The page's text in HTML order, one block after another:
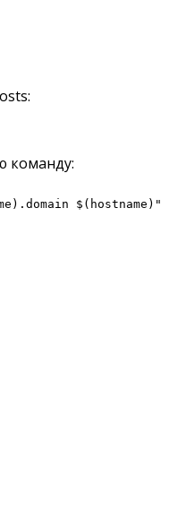
команду:
$(hostname)"